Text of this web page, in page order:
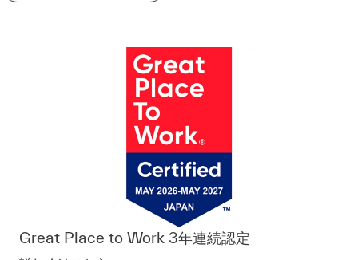
Great Place to Work 3年連続認定